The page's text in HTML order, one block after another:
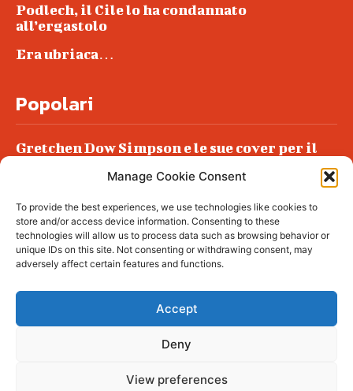
Manage Cookie Consent
To provide the best experiences, we use technologies like cookies to
store and/or access device information. Consenting to these
technologies will allow us to process data such as browsing behavior or
unique IDs on this site. Not consenting or withdrawing consent, may
adversely affect certain features and functions.
Accept
Deny
View preferences
Podlech, il Cile lo ha condannato
all’ergastolo
Era ubriaca…
Popolari
Gretchen Dow Simpson e le sue cover per il
Podlech, il Cile lo ha condannato
all’ergastolo
Era ubriaca…
© tagDiv - All rights reserved. Made with
complete News Portal about living, lifestyle,